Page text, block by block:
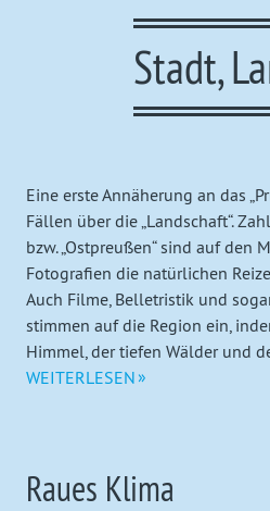
Stadt,
Eine erste Annäherung an das
Fällen über die „Landschaft“.
bzw. „Ostpreußen“ sind auf den
Fotografien die natürlichen
Auch Filme, Belletristik und
stimmen auf die Region ein,
Himmel, der tiefen Wälder und
WEITERLESEN
Raues Klima